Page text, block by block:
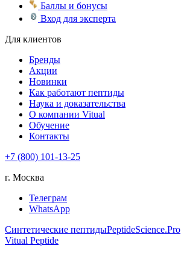
Баллы и бонусы
Вход для эксперта
Для клиентов
Бренды
Акции
Новинки
Как работают пептиды
Наука и доказательства
О компании Vitual
Обучение
Контакты
+7 (800) 101-13-25
г. Москва
Телеграм
WhatsApp
Синтетические пептидыPeptideScience.Pro
Vitual Peptide